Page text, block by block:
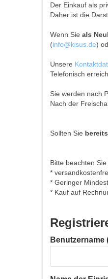
Der Einkauf als
Daher ist die
Wenn Sie als
(info@kisus.de)
Unsere
Telefonisch
Sie werden nach
Nach der
Sollten Sie
Bitte beachten
*
* Geringer
* Kauf auf
Benutzername